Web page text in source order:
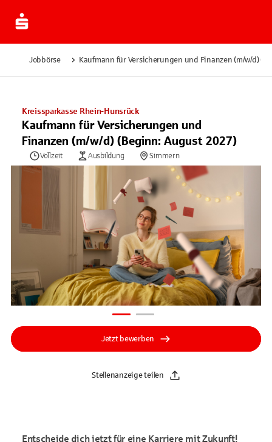
Jobbörse Kaufmann für Versicherungen und Finanzen (m/w/d)
Kreissparkasse Rhein-Hunsrück
Kaufmann für Versicherungen und
Finanzen (m/w/d) (Beginn: August 2027)
Vollzeit Ausbildung Simmern
Jetzt bewerben
Stellenanzeige teilen
Entscheide dich jetzt für eine Karriere mit Zukunft!